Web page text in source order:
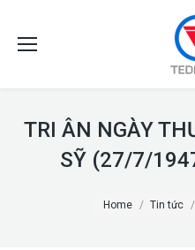
TRI ÂN NGÀY
SỸ (27/7/
Home Tin tức